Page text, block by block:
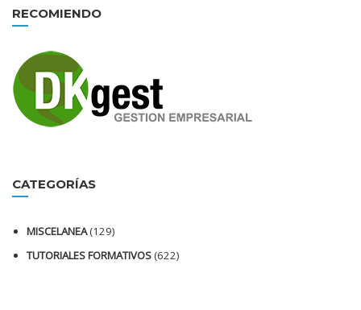
RECOMIENDO
CATEGORÍAS
MISCELANEA(129)
TUTORIALES FORMATIVOS(622)